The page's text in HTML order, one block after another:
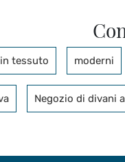
in tessuto moderni
Negozio di divani